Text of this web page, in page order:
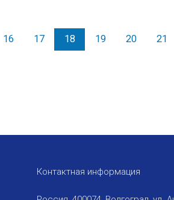
16 17 18 19 20 21
Контактная информация